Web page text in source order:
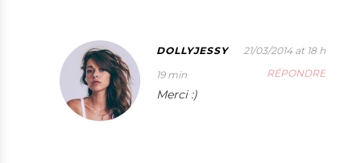
DOLLYJESSY
21/03/2014 at 18 h
19 min
RÉPONDRE
Merci :)